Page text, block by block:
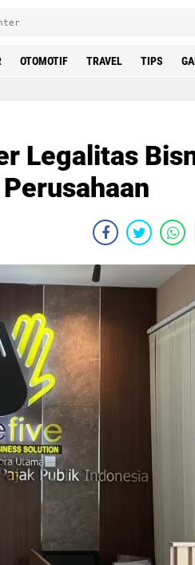
OTOMOTIF TRAVEL TIPS
Legalitas